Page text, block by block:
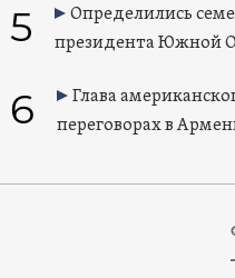
5
Определились
президента Южной
6
Глава
переговорах в